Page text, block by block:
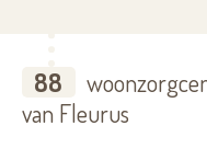
88
van Fleurus